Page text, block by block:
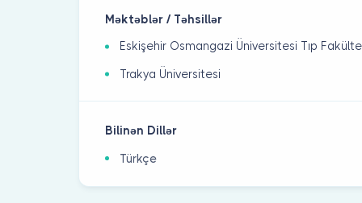
Məktəblər / Təhsillər
Eskişehir Osmangazi Üniversitesi Tıp
Trakya Üniversitesi
Bilinən Dillər
Türkçe